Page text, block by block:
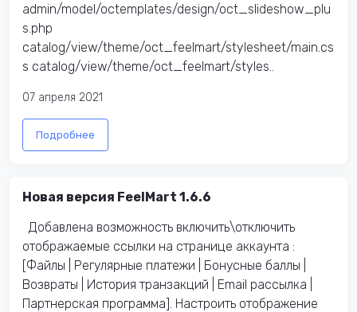
admin/model/octemplates/design/oct_slideshow_plu
s.php
catalog/view/theme/oct_feelmart/stylesheet/main.cs
s catalog/view/theme/oct_feelmart/styles..
07 апреля 2021
Подробнее
Новая версия FeelMart 1.6.6
Добавлена возможность включить\отключить
отображаемые ссылки на странице аккаунта :
[Файлы | Регулярные платежи | Бонусные баллы |
Возвраты | История транзакций | Email рассылка |
Партнерская программа]. Настроить отображение